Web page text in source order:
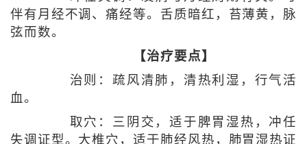
伴有月经不调、痛经等。舌质暗红，苔薄黄，脉
弦而数。
【治疗要点】
治则：疏风清肺，清热利湿，行气活
血。
取穴：三阴交，适于脾胃湿热，冲任
失调证型。大椎穴，适于肺经风热，肺胃湿热证